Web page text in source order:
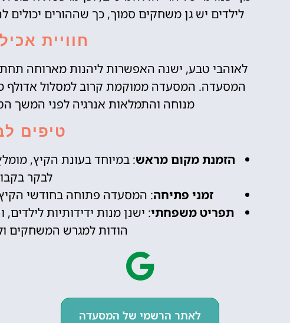
לילדים יש גן משחקים סמוך, כך שההורים יכולים
חוויית
לאוהבי טבע, ישנה האפשרות ליהנות מארוחה תחת
המסעדה. המסעדה ממוקמת קרוב למסלול אדולף
מנוחה והתמלאות אנרגיה לפני המשך
טיפים
הזמנת מקום מראש: במיוחד בעונת הקיץ,
לבקר
זמני פתיחה: המסעדה פתוחה בחודשי הקיץ
תפריט משפחתי: ישנן מנות ידידותיות
הודות למגרש המשחקים
לאתר הרשמי של המסעדה